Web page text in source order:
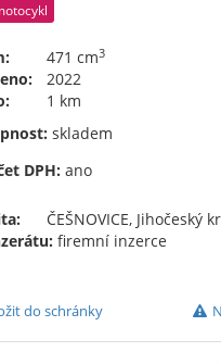
471 cm3
2022
1 km
skladem
DPH: ano
ČEŠNOVICE, Jihočeský
firemní inzerce
do schránky